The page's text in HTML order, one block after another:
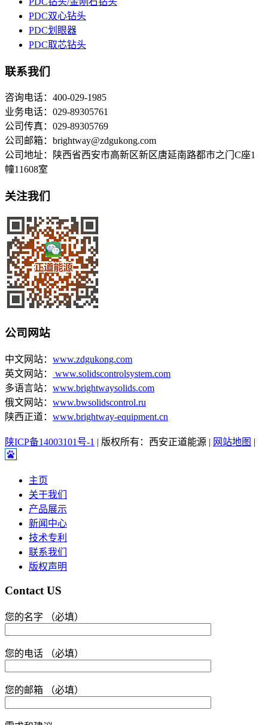
PDC双心钻头
PDC划眼器
PDC取芯钻头
联系我们
咨询电话：400-029-1985
业务电话：029-89305761
公司传真：029-89305769
公司邮箱：brightway@zdgukong.com
公司地址：陕西省西安市高新区新区唐延南路都市之门C座1
幢11608室
关注我们
公司网站
中文网站： www.zdgukong.com
英文网站：
www.solidscontrolsystem.com
多语言站： www.brightwaysolids.com
俄文网站： www.bwsolidscontrol.ru
陕西正道： www.brightway-equipment.cn
陕ICP备14003101号-1 | 版权所有：西安正道能源 | 网站地图 |
主页
关于我们
产品展示
新闻中心
技术专利
联系我们
版权声明
Contact US
您的名字 （必填）
您的电话 （必填）
您的邮箱 （必填）